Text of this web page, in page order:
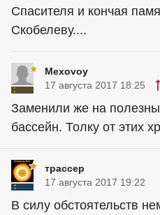
Спасителя и кончая
Скобелеву....
Mexovoy
17 августа 2017 18:25
Заменили же на
бассейн. Толку от этих
трассер
17 августа 2017 19:22
В силу обстоятельств